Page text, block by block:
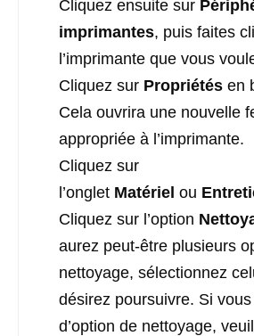
Cliquez ensuite sur
imprimantes, puis faites
l’imprimante que vous
Cliquez sur Propriétés en
Cela ouvrira une nouvelle
appropriée à l’imprimante.
Cliquez sur
l’onglet Matériel ou
Cliquez sur l’option
aurez peut-être plusieurs
nettoyage, sélectionnez
désirez poursuivre. Si vous
d’option de nettoyage,